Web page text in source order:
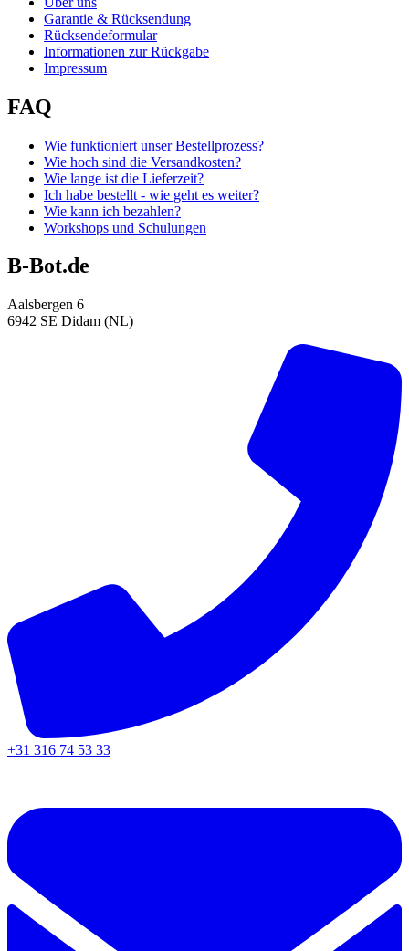
Garantie & Rücksendung
Rücksendeformular
Informationen zur Rückgabe
Impressum
FAQ
Wie funktioniert unser Bestellprozess?
Wie hoch sind die Versandkosten?
Wie lange ist die Lieferzeit?
Ich habe bestellt - wie geht es weiter?
Wie kann ich bezahlen?
Workshops und Schulungen
B-Bot.de
Aalsbergen 6
6942 SE Didam (NL)
+31 316 74 53 33